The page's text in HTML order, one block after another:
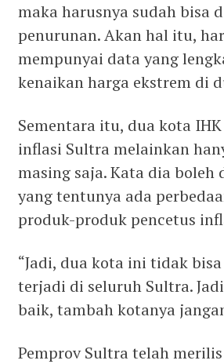
maka harusnya sudah bisa
penurunan. Akan hal itu,
mempunyai data yang
kenaikan harga ekstrem di
Sementara itu, dua kota
inflasi Sultra melainkan
masing saja. Kata dia
yang tentunya ada
produk-produk pencetus
“Jadi, dua kota ini tidak
terjadi di seluruh Sultra.
baik, tambah kotanya
Pemprov Sultra telah